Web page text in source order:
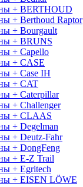
+ BERTHOUD
+ Berthoud Raptor
+ Bourgault
+ BRUNS
+ Capello
+ CASE
+ Case IH
+ CAT
+ Caterpillar
+ Challenger
+ CLAAS
+ Degelman
+ Deutz-Fahr
+ DongFeng
+ E-Z Trail
+ Egritech
+ EISEN LÖWE